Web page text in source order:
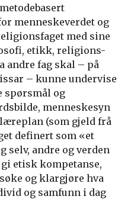
menneskeverdet og
med sine
etikk, religions-
andre fag skal – på
– kunne undervise
spørsmål og
menneskesyn
(som gjeld frå
definert som «et
selv, andre og verden
etisk kompetanse,
og klargjøre hva
og samfunn i dag